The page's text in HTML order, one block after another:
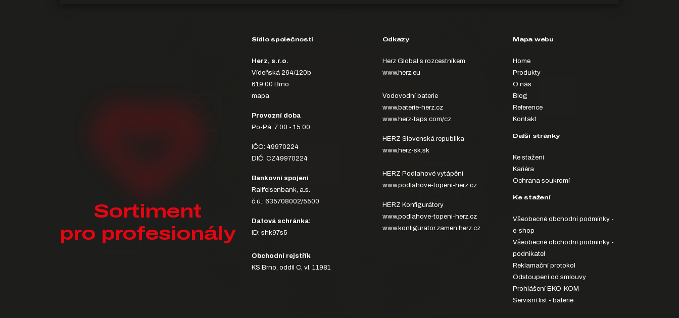
Sortiment
pro profesionály
Sídlo společnosti
Herz, s.r.o.
Vídeňská 264/120b
619 00 Brno
mapa
Provozní doba
Po-Pá: 7:00 - 15:00
IČO: 49970224
DIČ: CZ49970224
Bankovní spojení
Raiffeisenbank, a.s.
č.ú.: 635708002/5500
Datová schránka:
ID: shk97s5
Obchodní rejstřík
KS Brno, oddíl C, vl. 11981
Odkazy
Herz Global s rozcestníkem
www.herz.eu
Vodovodní baterie
www.baterie-herz.cz
www.herz-taps.com/cz
HERZ Slovenská republika
www.herz-sk.sk
HERZ Podlahové vytápění
www.podlahove-topeni-herz.cz
HERZ Konfigurátory
www.podlahove-topeni-herz.cz
www.konfigurator.zamen.herz.cz
Mapa webu
Home
Produkty
O nás
Blog
Reference
Kontakt
Další stránky
Ke stažení
Kariéra
Ochrana soukromí
Ke stažení
Všeobecné obchodní podmínky -
e-shop
Všeobecné obchodní podmínky -
podnikatel
Reklamační protokol
Odstoupení od smlouvy
Prohlášení EKO-KOM
Servisní list - baterie